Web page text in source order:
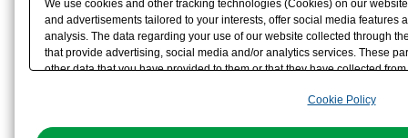
We use cookies and other tracking technologies (Cookies) on our
and advertisements tailored to your interests, offer social media features
analysis. The data regarding your use of our website collected through
that provide advertising, social media and/or analytics services. These
other data that you have provided to them or that they have collected
the use of all Cookies except for Strictly Necessary Cookies, please
You can change your consent or rejection settings at any time via
Cookie Policy